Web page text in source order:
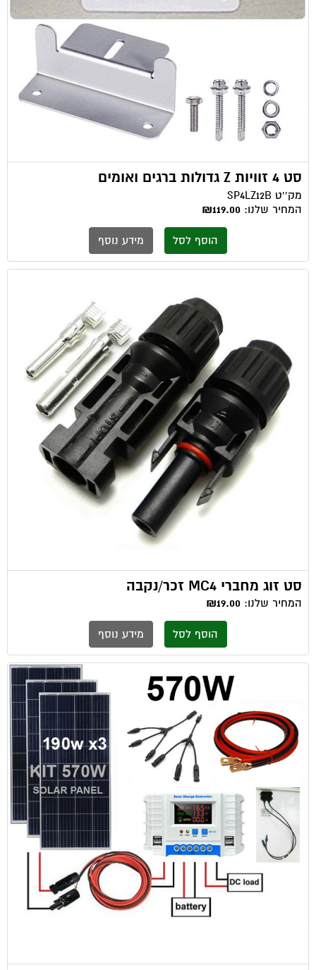
סט 4 זוויות Z גדולות ברגים ואומים
מק''ט SP4LZ12B
המחיר שלנו: ₪119.00
הוסף לסל מידע נוסף
סט זוג מחברי MC4 זכר/נקבה
המחיר שלנו: ₪19.00
הוסף לסל מידע נוסף